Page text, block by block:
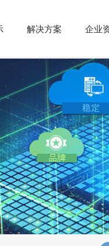
解决方案 企业